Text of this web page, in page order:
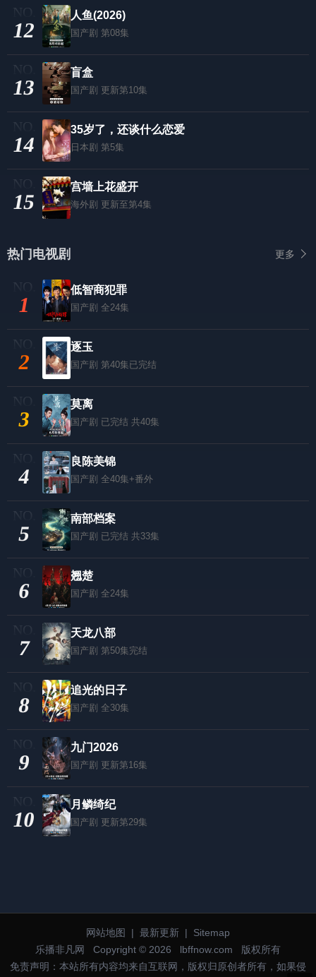
12
人鱼(2026)
国产剧 第08集
13
盲盒
国产剧 更新第10集
14
35岁了，还谈什么恋爱
日本剧 第5集
15
宫墙上花盛开
海外剧 更新至第4集
热门电视剧 更多
1
低智商犯罪
国产剧 全24集
2
逐玉
国产剧 第40集已完结
3
莫离
国产剧 已完结 共40集
4
良陈美锦
国产剧 全40集+番外
5
南部档案
国产剧 已完结 共33集
6
翘楚
国产剧 全24集
7
天龙八部
国产剧 第50集完结
8
追光的日子
国产剧 全30集
9
九门2026
国产剧 更新第16集
10
月鳞绮纪
国产剧 更新第29集
网站地图 | 最新更新 |
Sitemap
乐播非凡网
Copyright © 2026 lbffnow.com
版权所有
免责声明：本站所有内容均来自互联网，版权归原创者所有，如果侵